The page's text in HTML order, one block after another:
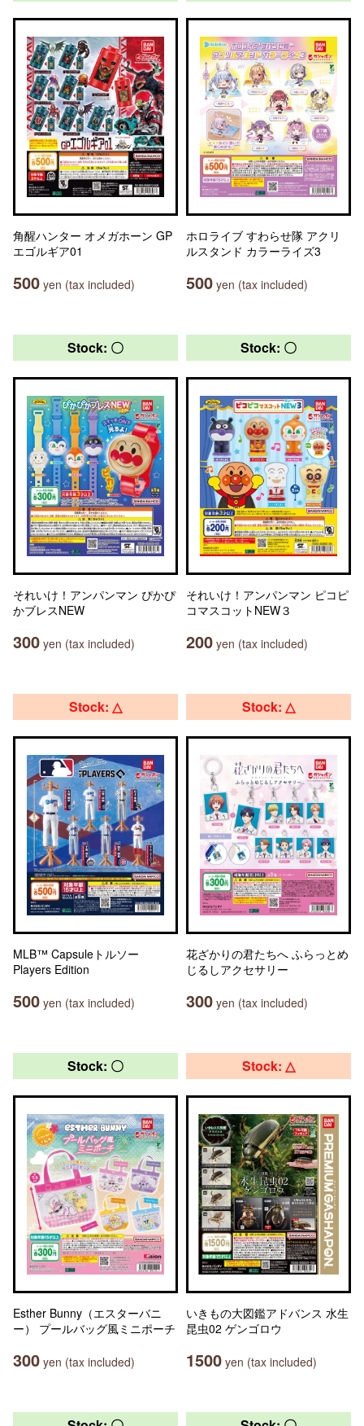
角醒ハンター オメガホーン GP
エゴルギア01
500 yen (tax included)
ホロライブ すわらせ隊 アクリ
ルスタンド カラーライズ3
500 yen (tax included)
Stock: 〇
それいけ！アンパンマン ぴかぴ
かブレスNEW
300 yen (tax included)
Stock: 〇
それいけ！アンパンマン ピコピ
コマスコットNEW３
200 yen (tax included)
Stock: △
MLB™ Capsuleトルソー
Players Edition
500 yen (tax included)
Stock: △
花ざかりの君たちへ ふらっとめ
じるしアクセサリー
300 yen (tax included)
Stock: 〇
Esther Bunny（エスターバニ
ー） プールバッグ風ミニポーチ
300 yen (tax included)
Stock: △
いきもの大図鑑アドバンス 水生
昆虫02 ゲンゴロウ
1500 yen (tax included)